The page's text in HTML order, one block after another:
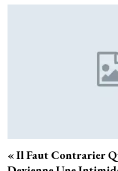
« Il Faut Contrarier